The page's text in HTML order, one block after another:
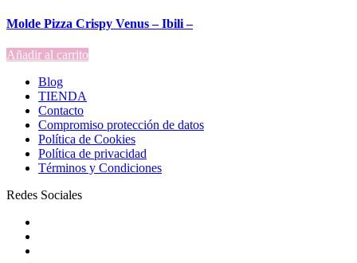
Molde Pizza Crispy Venus – Ibili –
Añadir al carrito
Blog
TIENDA
Contacto
Compromiso protección de datos
Política de Cookies
Política de privacidad
Términos y Condiciones
Redes Sociales